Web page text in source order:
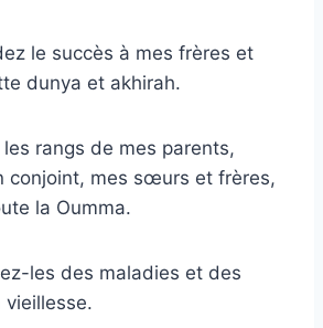
le succès à mes frères et
dunya et akhirah.
les rangs de mes parents,
conjoint, mes sœurs et frères,
la Oumma.
les des maladies et des